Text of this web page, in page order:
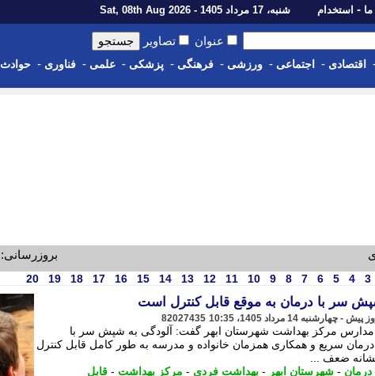
- استخدام شنبه، 17 مرداد 1405 - Sat, 08th Aug 2026
عنوان تصاویر
اقتصادی - اجتماعی - ورزشی - فرهنگی - پزشکی - علمی - فناوری - حوادث
بروزرسانی: 09:08
3
4
5
6
7
8
9
10
11
12
13
14
15
16
17
18
19
20
سر با درمان به موقع قابل کنترل است
82027435
مرکز بهداشت شهرستان ابهر گفت: آلودگی به شپش سر با
سریع و همکاری همزمان خانواده و مدرسه به طور کامل قابل کنترل
ضعف ...
درمان - شهرستان ابهر - بهداشت فردی - مرکز بهداشت - قابل